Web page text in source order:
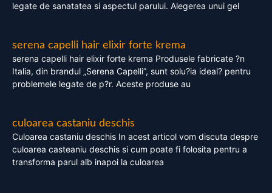
legate de sanatatea si aspectul parului. Alegerea unui gel
serena capelli hair elixir forte krema
serena capelli hair elixir forte krema Produsele fabricate ?n
Italia, din brandul „Serena Capelli”, sunt solu?ia ideal? pentru
problemele legate de p?r. Aceste produse au
culoarea castaniu deschis
Culoarea castaniu deschis In acest articol vom discuta despre
culoarea casteaniu deschis si cum poate fi folosita pentru a
transforma parul alb inapoi la culoarea